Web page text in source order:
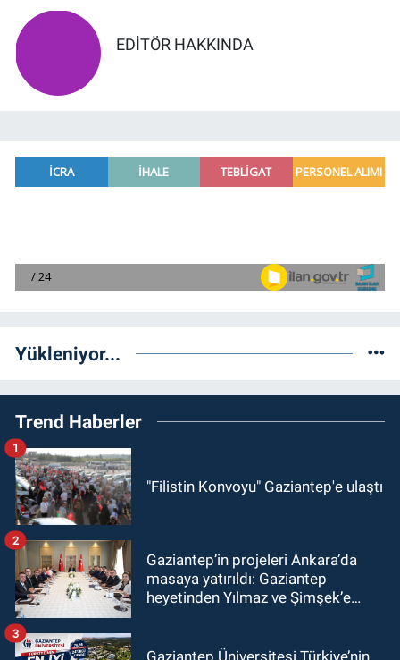
EDITÖR HAKKINDA
Yükleniyor...
Trend Haberler
"Filistin Konvoyu" Gaziantep'e ulaştı
1
Gaziantep’in projeleri Ankara’da
masaya yatırıldı: Gaziantep
heyetinden Yılmaz ve Şimşek’e
2
Gaziantep Üniversitesi Türkiye’nin
3